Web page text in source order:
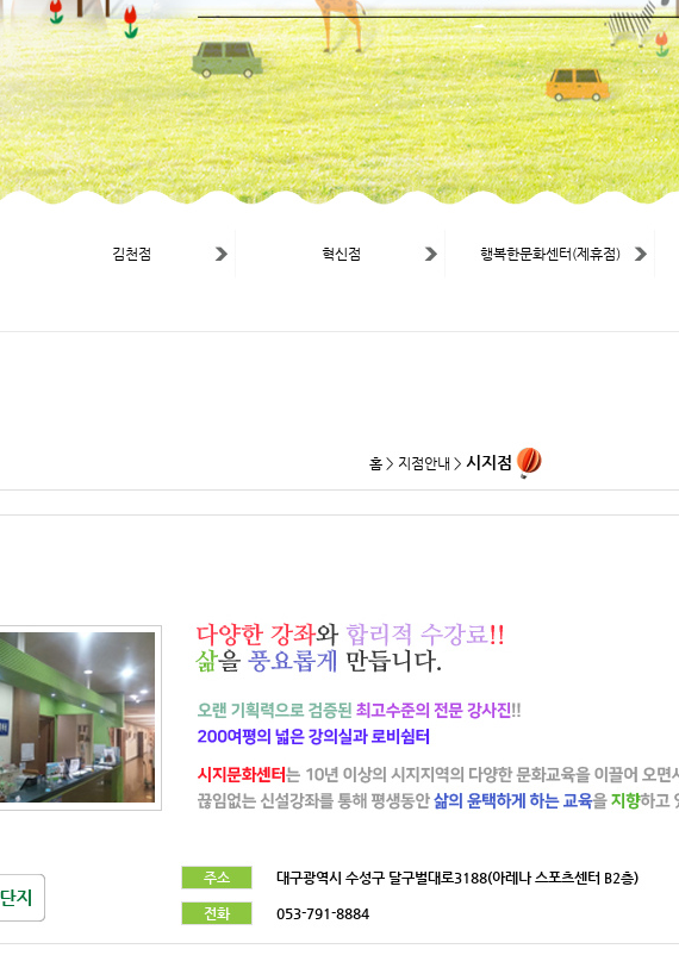
김천점 혁신점 행복한문화센터(제휴점)
홈 > 지점안내 > 시지점
주소 대구광역시 수성구 달구벌대로3188(아레나 스포츠센터 B2층)
전화 053-791-8884